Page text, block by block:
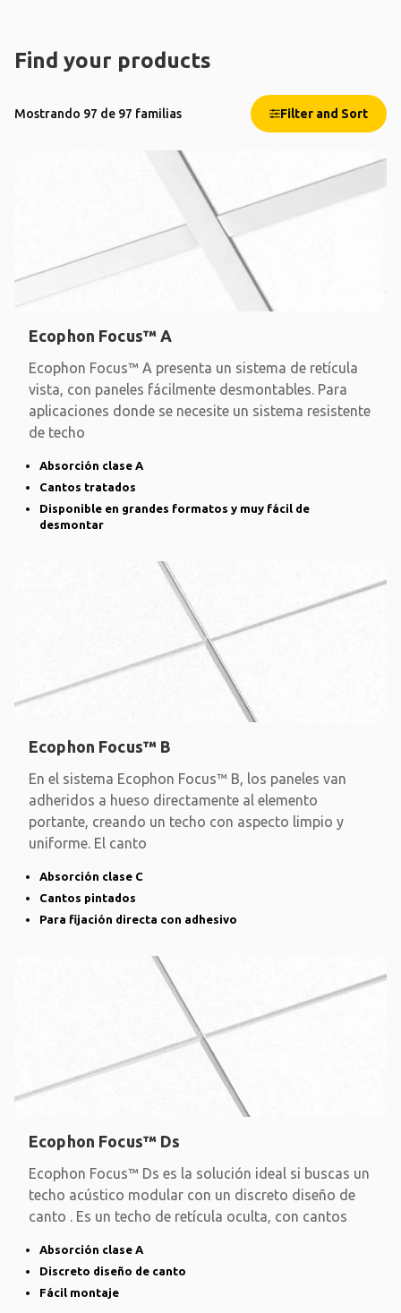
Find your products
Mostrando 97 de 97 familias Filter and Sort
Ecophon Focus™ A
Ecophon Focus™ A presenta un sistema de retícula
vista, con paneles fácilmente desmontables. Para
aplicaciones donde se necesite un sistema resistente
de techo
Absorción clase A
Cantos tratados
Disponible en grandes formatos y muy fácil de
desmontar
Ecophon Focus™ B
En el sistema Ecophon Focus™ B, los paneles van
adheridos a hueso directamente al elemento
portante, creando un techo con aspecto limpio y
uniforme. El canto
Absorción clase C
Cantos pintados
Para fijación directa con adhesivo
Ecophon Focus™ Ds
Ecophon Focus™ Ds es la solución ideal si buscas un
techo acústico modular con un discreto diseño de
canto . Es un techo de retícula oculta, con cantos
Absorción clase A
Discreto diseño de canto
Fácil montaje